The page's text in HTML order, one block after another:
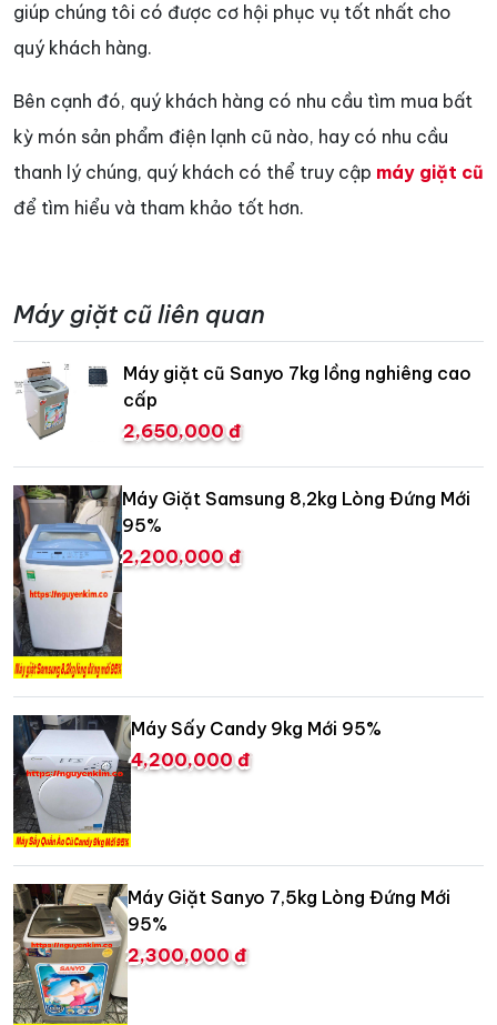
giúp chúng tôi có được cơ hội phục vụ tốt nhất cho
quý khách hàng.
Bên cạnh đó, quý khách hàng có nhu cầu tìm mua bất
kỳ món sản phẩm điện lạnh cũ nào, hay có nhu cầu
thanh lý chúng, quý khách có thể truy cập máy giặt cũ
để tìm hiểu và tham khảo tốt hơn.
Máy giặt cũ liên quan
Máy giặt cũ Sanyo 7kg lồng nghiêng cao
cấp
2,650,000 đ
Máy Giặt Samsung 8,2kg Lòng Đứng Mới
95%
2,200,000 đ
Máy Sấy Candy 9kg Mới 95%
4,200,000 đ
Máy Giặt Sanyo 7,5kg Lòng Đứng Mới
95%
2,300,000 đ